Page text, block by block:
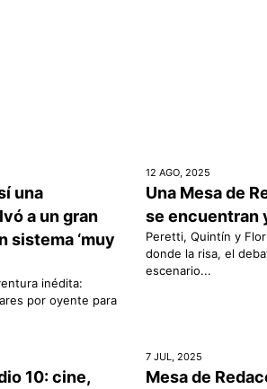
una
a un gran
sistema ‘muy
inédita:
por oyente para
12 AGO, 2025
Una Mesa de
se encuentran
Peretti, Quintín y
donde la risa, el
escenario...
10: cine,
7 JUL, 2025
Mesa de